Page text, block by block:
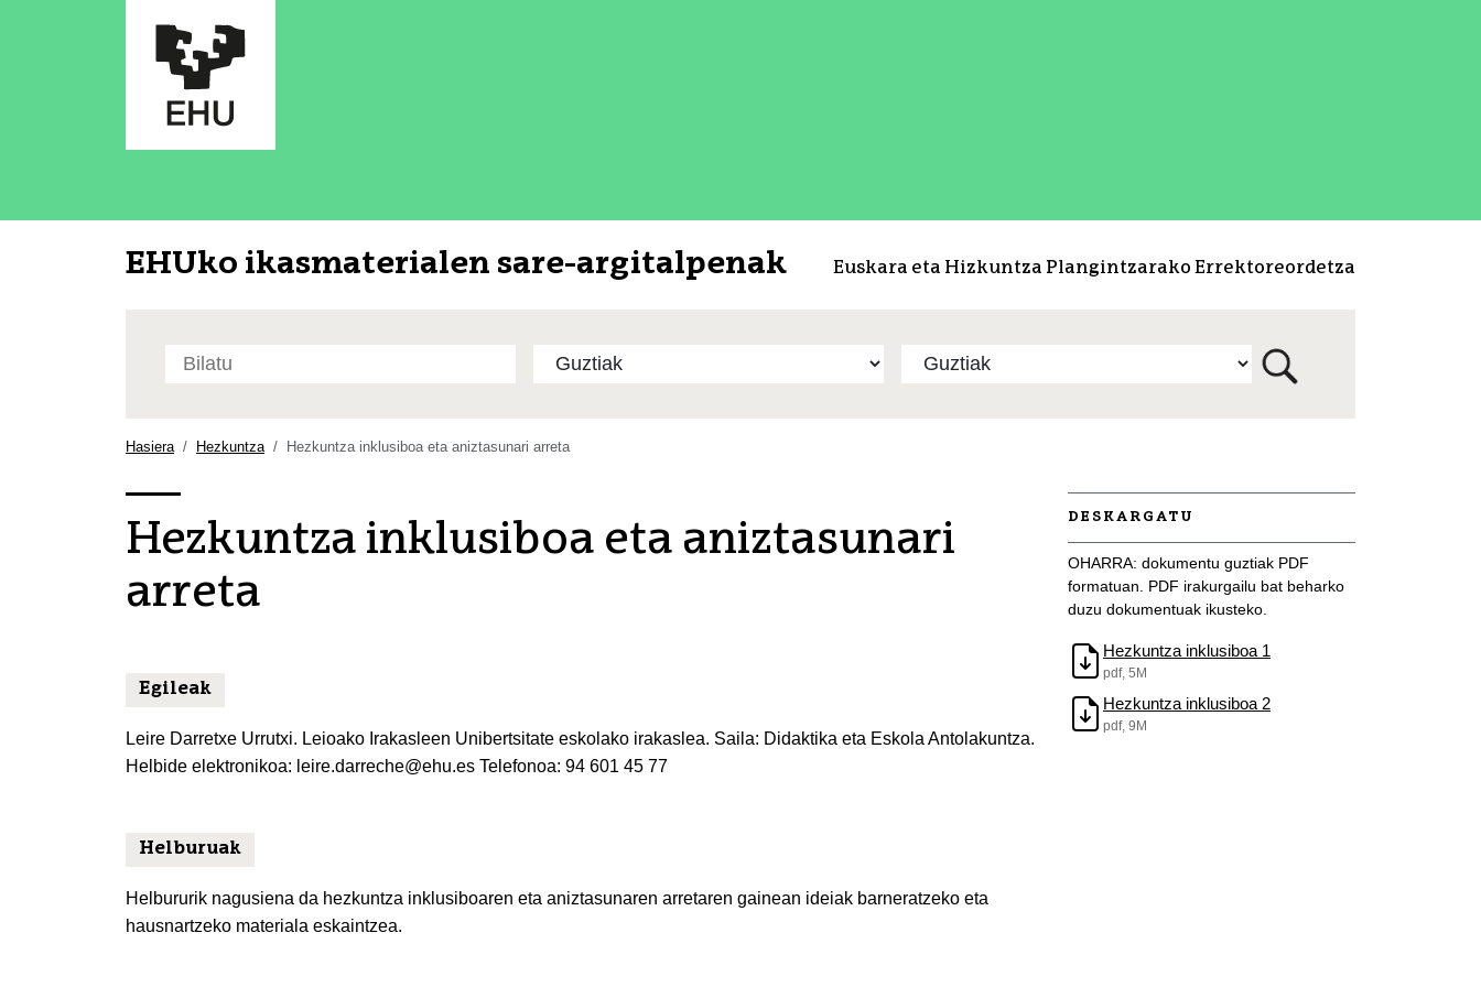
EHUko ikasmaterialen sare-argitalpenak Euskara eta Hizkuntza Plangintzarako Errektoreordetza
atarian
aurreratua…
Hasiera Hezkuntza Hezkuntza inklusiboa eta aniztasunari arreta
Hezkuntza inklusiboa eta aniztasunari
arreta
Egileak
Leire Darretxe Urrutxi. Leioako Irakasleen Unibertsitate eskolako irakaslea. Saila: Didaktika eta Eskola Antolakuntza.
Helbide elektronikoa: leire.darreche@ehu.es Telefonoa: 94 601 45 77
Helburuak
Helbururik nagusiena da hezkuntza inklusiboaren eta aniztasunaren arretaren gainean ideiak barneratzeko eta
hausnartzeko materiala eskaintzea.
DESKARGATU
OHARRA: dokumentu guztiak PDF
formatuan. PDF irakurgailu bat beharko
duzu dokumentuak ikusteko.
Hezkuntza inklusiboa 1
pdf, 5M
Hezkuntza inklusiboa 2
pdf, 9M